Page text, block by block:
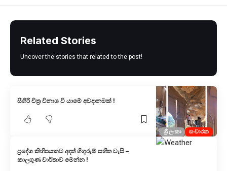
Related Stories
Uncover the stories that related to the post!
ශ්‍රී ලංකා සංචාරක
සීගිරි චිත්‍ර විනාශ වී යාමේ අවදානමක් !
ප්‍රදේශ කිහිපයකට අදත් ගිගුරුම් සහිත වැසි –
කාලගුණ වාර්තාව මෙන්න !